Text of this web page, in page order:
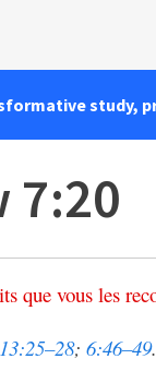
study,
7:20
que vous les
; 6:46–49